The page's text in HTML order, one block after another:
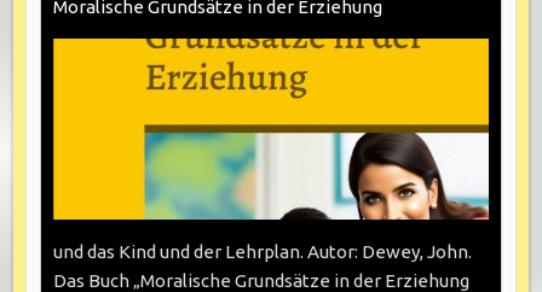
Moralische Grundsätze in der Erziehung
und das Kind und der Lehrplan. Autor: Dewey, John.
Das Buch „Moralische Grundsätze in der Erziehung